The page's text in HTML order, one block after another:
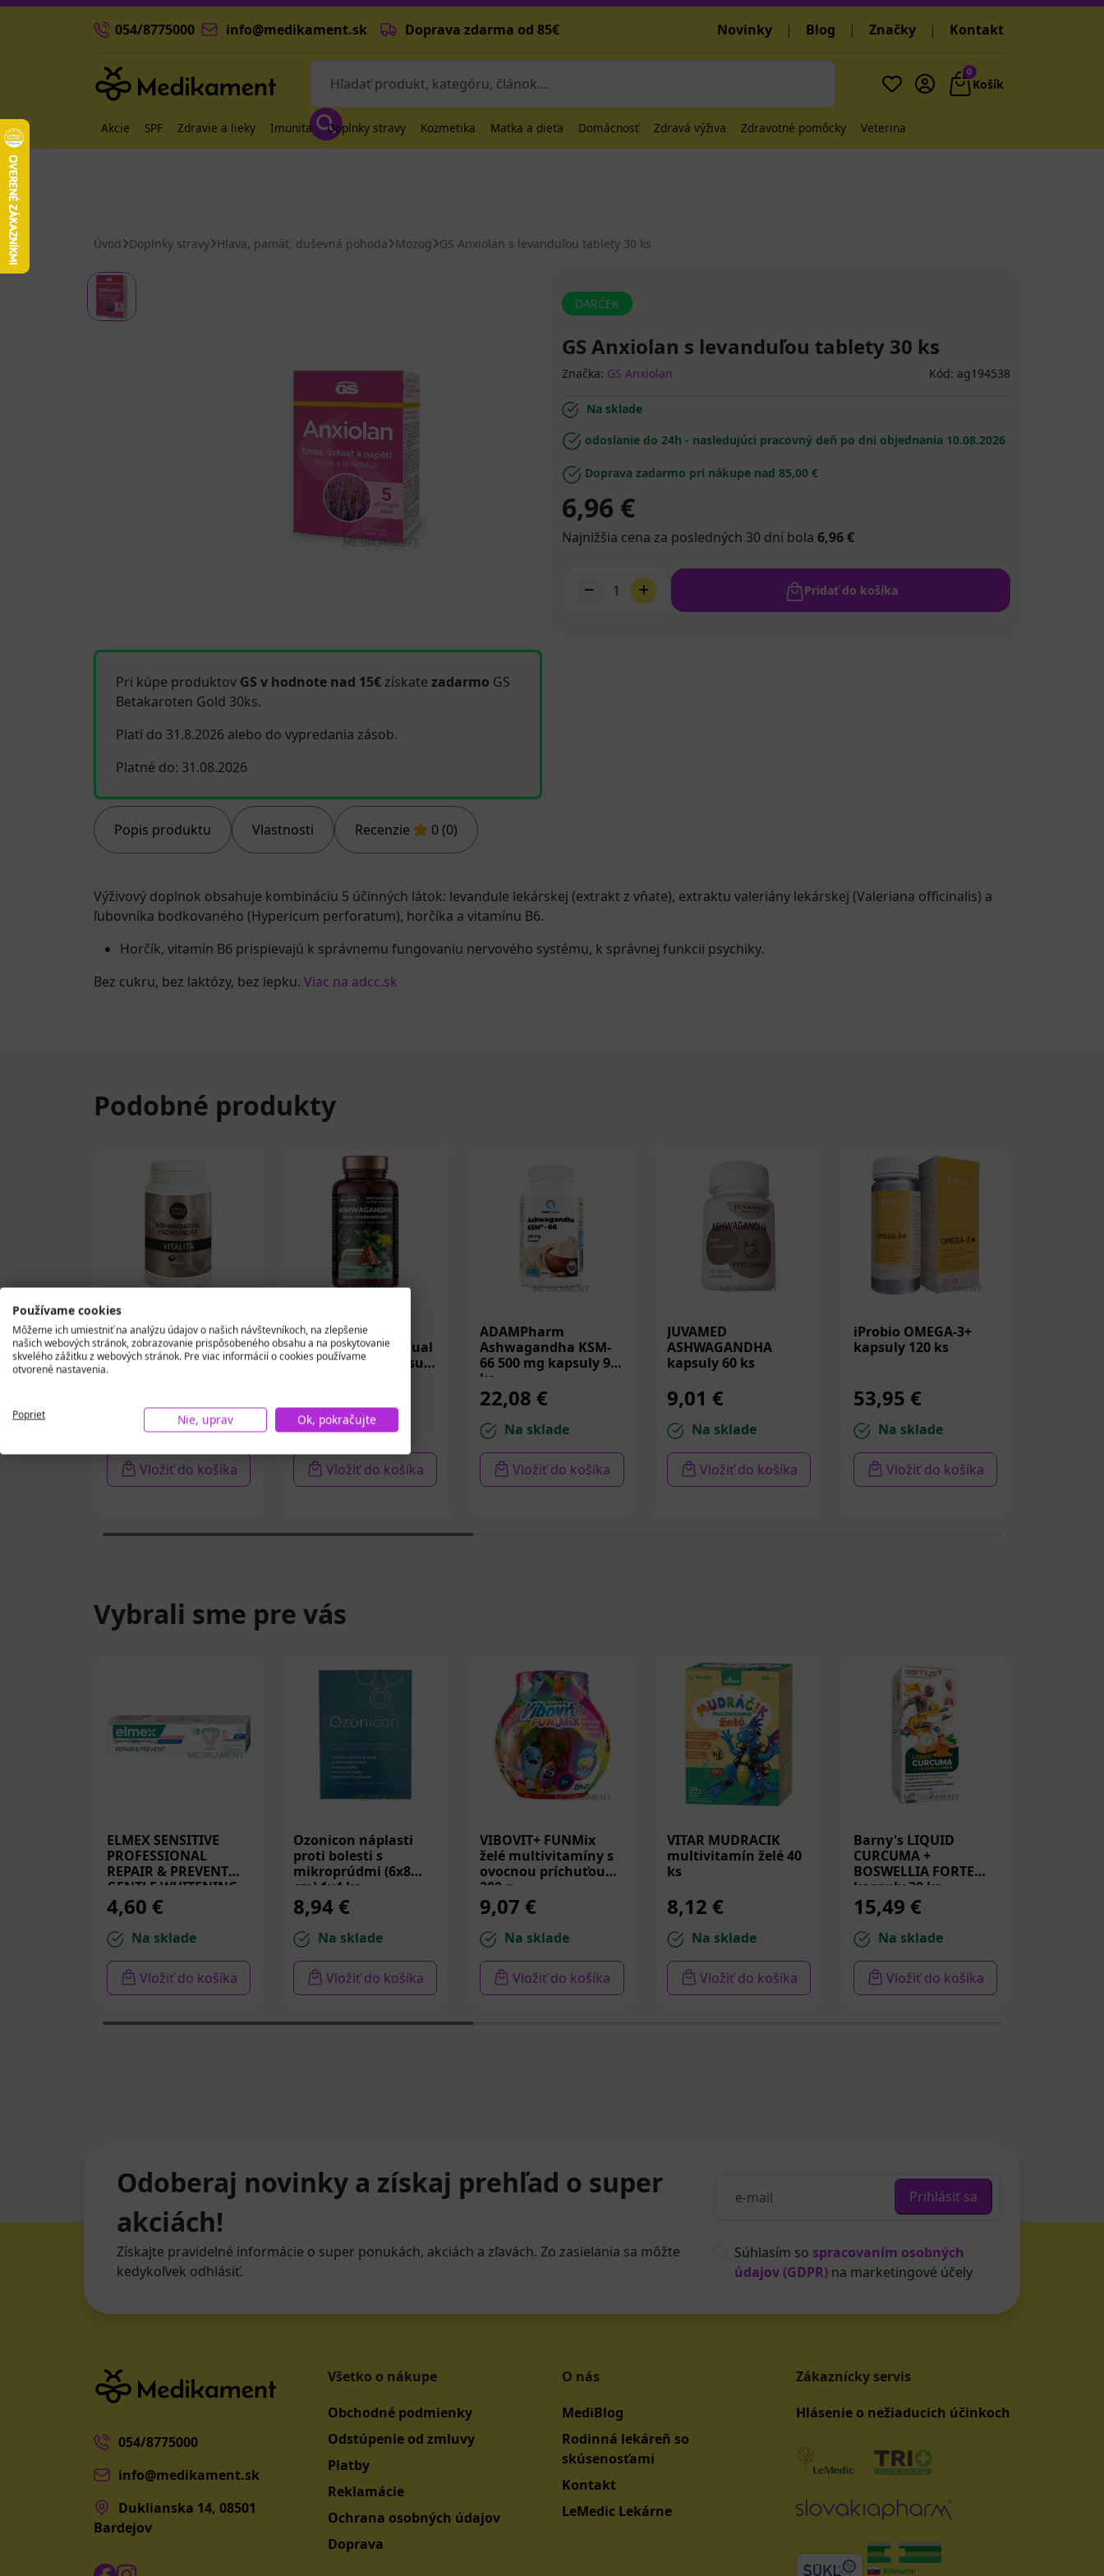
054/8775000 info@medikament.sk Doprava zdarma od 85€ Novinky | Blog | Značky | Kontakt
0
Košík
Akcie SPF Zdravie a lieky Imunita Doplnky stravy Kozmetika Matka a dieťa Domácnosť Zdravá výživa Zdravotné pomôcky Veterina
Úvod Doplnky stravy Hlava, pamäť, duševná pohoda Mozog GS Anxiolan s levanduľou tablety 30 ks
Pri kúpe produktov GS v hodnote nad 15€získate zadarmo GS
Betakaroten Gold 30ks.
Platí do 31.8.2026 alebo do vypredania zásob.
Platné do: 31.08.2026
Popis produktu Vlastnosti Recenzie 0 (0)
DARČEK
GS Anxiolan s levanduľou tablety 30 ks
Značka: GS Anxiolan Kód: ag194538
Na sklade
odoslanie do 24h - nasledujúci pracovný deň po dni objednania 10.08.2026
Doprava zadarmo pri nákupe nad 85,00 €
6,96 €
Najnižšia cena za posledných 30 dní bola 6,96 €
1 Pridať do košíka
Výživový doplnok obsahuje kombináciu 5 účinných látok: levandule lekárskej (extrakt z vňate), extraktu valeriány lekárskej (Valeriana officinalis) a
ľubovníka bodkovaného (Hypericum perforatum), horčíka a vitamínu B6.
Horčík, vitamín B6 prispievajú k správnemu fungovaniu nervového systému, k správnej funkcii psychiky.
Bez cukru, bez laktózy, bez lepku. Viac na adcc.sk
Podobné produkty
FYTO ASHWAGANDHA
+ SCHIZANDRA
kapsuly 90 ks
Na sklade
Vložiť do košíka
BE A PRO!
ASHWAGANDHA Dual
Standardized kapsuly
Na sklade
Vložiť do košíka
ADAMPharm
Ashwagandha KSM-
66 500 mg kapsuly 90
ks
22,08 €
Na sklade
Vložiť do košíka
JUVAMED
ASHWAGANDHA
kapsuly 60 ks
9,01 €
Na sklade
Vložiť do košíka
iProbio OMEGA-3+
kapsuly 120 ks
53,95 €
Na sklade
Vložiť do košíka
Vybrali sme pre vás
ELMEX SENSITIVE
PROFESSIONAL
REPAIR & PREVENT
GENTLE WHITENING,
zubná pasta 75 ml
4,60 €
Na sklade
Vložiť do košíka
Ozonicon náplasti
proti bolesti s
mikroprúdmi (6x8
cm) 1x4 ks
8,94 €
Na sklade
Vložiť do košíka
VIBOVIT+ FUNMix
želé multivitamíny s
ovocnou príchuťou
200 g
9,07 €
Na sklade
Vložiť do košíka
VITAR MUDRACIK
multivitamín želé 40
ks
8,12 €
Na sklade
Vložiť do košíka
Barny's LIQUID
CURCUMA +
BOSWELLIA FORTE
kapsuly 30 ks
15,49 €
Na sklade
Vložiť do košíka
Odoberaj novinky a získaj prehľad o super
akciách!
Získajte pravidelné informácie o super ponukách, akciách a zľavách. Zo zasielania sa môžte
kedykoľvek odhlásiť.
Prihlásiť sa
Súhlasím so spracovaním osobných
údajov (GDPR) na marketingové účely
054/8775000
info@medikament.sk
Duklianska 14, 08501
Bardejov
Všetko o nákupe
Obchodné podmienky
Odstúpenie od zmluvy
Platby
Reklamácie
Ochrana osobných údajov
Doprava
O nás
MediBlog
Rodinná lekáreň so
skúsenosťami
Kontakt
LeMedic Lekárne
Zákaznícky servis
Hlásenie o nežiaducich účinkoch
Používame cookies
Môžeme ich umiestniť na analýzu údajov o našich návštevníkoch, na zlepšenie
našich webových stránok, zobrazovanie prispôsobeného obsahu a na poskytovanie
skvelého zážitku z webových stránok. Pre viac informácií o cookies používame
otvorené nastavenia.
Poprieť Nie, uprav Ok, pokračujte